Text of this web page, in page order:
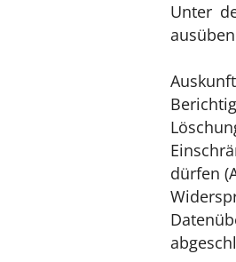
Unter
dürfen